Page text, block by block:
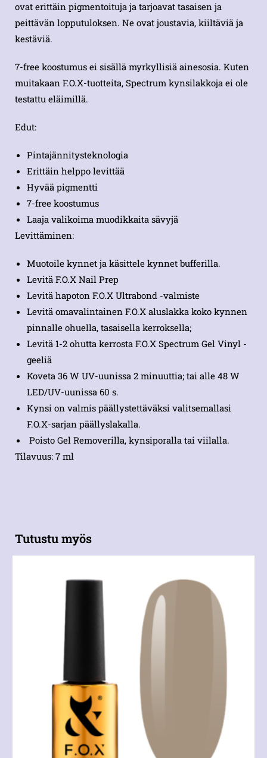
ovat erittäin pigmentoituja ja tarjoavat tasaisen ja
peittävän lopputuloksen. Ne ovat joustavia, kiiltäviä ja
kestäviä.
7-free koostumus ei sisällä myrkyllisiä ainesosia. Kuten
muitakaan F.O.X-tuotteita, Spectrum kynsilakkoja ei ole
testattu eläimillä.
Edut:
Pintajännitysteknologia
Erittäin helppo levittää
Hyvää pigmentti
7-free koostumus
Laaja valikoima muodikkaita sävyjä
Levittäminen:
Muotoile kynnet ja käsittele kynnet bufferilla.
Levitä F.O.X Nail Prep
Levitä hapoton F.O.X Ultrabond -valmiste
Levitä omavalintainen F.O.X aluslakka koko kynnen
pinnalle ohuella, tasaisella kerroksella;
Levitä 1-2 ohutta kerrosta F.O.X Spectrum Gel Vinyl -
geeliä
Koveta 36 W UV-uunissa 2 minuuttia; tai alle 48 W
LED/UV-uunissa 60 s.
Kynsi on valmis päällystettäväksi valitsemallasi
F.O.X-sarjan päällyslakalla.
Poisto Gel Removerilla, kynsiporalla tai viilalla.
Tilavuus: 7 ml
Tutustu myös